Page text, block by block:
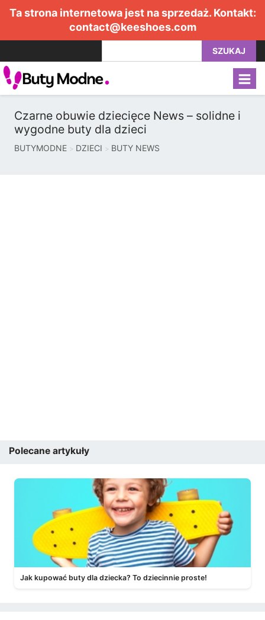
Ta strona internetowa jest na sprzedaż. Kontakt:
contact@keeshoes.com
SZUKAJ
Czarne obuwie dziecięce News – solidne i
wygodne buty dla dzieci
BUTYMODNE DZIECI BUTY NEWS
Polecane artykuły
Jak kupować buty dla dziecka? To dziecinnie proste!